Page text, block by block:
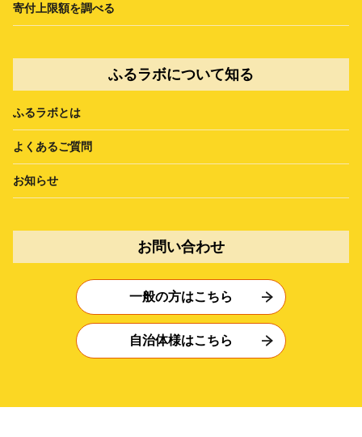
寄付上限額を調べる
ふるラボについて知る
ふるラボとは
よくあるご質問
お知らせ
お問い合わせ
一般の方はこちら
自治体様はこちら